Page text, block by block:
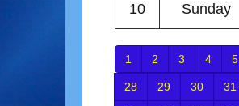
10 Sunday
1 2 3 4 5
28 29 30 31